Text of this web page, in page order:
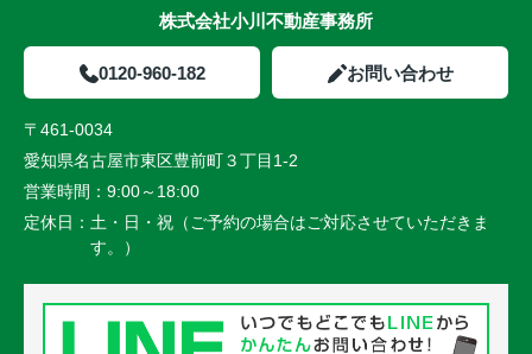
株式会社小川不動産事務所
0120-960-182 お問い合わせ
〒461-0034
愛知県名古屋市東区豊前町３丁目1-2
営業時間： 9:00～18:00
定休日： 土・日・祝（ご予約の場合はご対応させていただきま
す。）